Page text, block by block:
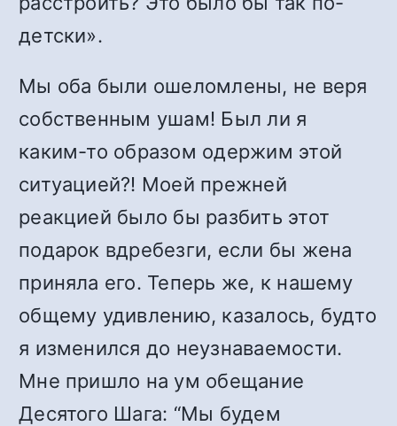
детски».
Мы оба были ошеломлены, не веря
собственным ушам! Был ли я
каким-то образом одержим этой
ситуацией?! Моей прежней
реакцией было бы разбить этот
подарок вдребезги, если бы жена
приняла его. Теперь же, к нашему
общему удивлению, казалось, будто
я изменился до неузнаваемости.
Мне пришло на ум обещание
Десятого Шага: “Мы будем